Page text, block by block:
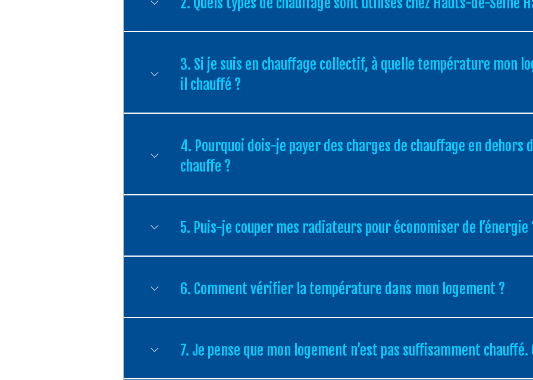
3. Si je suis en chauffage collectif, à quelle température mon
il chauffé ?
4. Pourquoi dois-je payer des charges de chauffage en dehors
chauffe ?
5. Puis-je couper mes radiateurs pour économiser de l’énergie
6. Comment vérifier la température dans mon logement ?
7. Je pense que mon logement n’est pas suffisamment chauffé.